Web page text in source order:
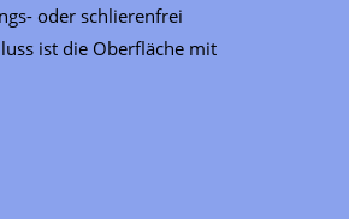
oder schlierenfrei
ist die Oberfläche mit